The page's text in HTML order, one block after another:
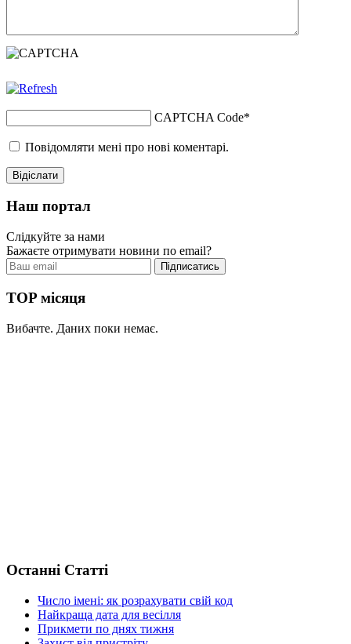
CAPTCHA Code*
Повідомляти мені про нові коментарі.
Наш портал
Слідкуйте за нами
Бажаєте отримувати новини по email?
TOP місяця
Вибачте. Даних поки немає.
Останні Статті
Число імені: як розрахувати свій код
Найкраща дата для весілля
Прикмети по днях тижня